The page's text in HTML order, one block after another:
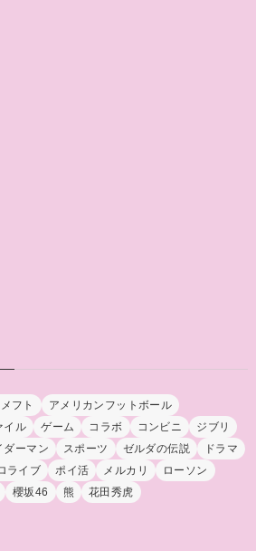
フト
アメリカンフットボール
イル ゲーム コラボ コンビニ
ジブリ
ダーマン スポーツ ゼルダの伝説
ドラマ
ライブ ポイ活 メルカリ
ローソン
櫻坂46 熊 花田秀虎